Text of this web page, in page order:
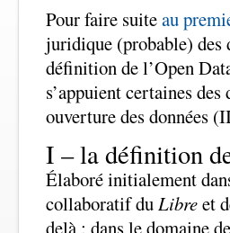
Pour faire suiteau
juridique (probable) des
définition de l’Open
s’appuient certaines
ouverture des données
I – la définition
Élaboré initialement
collaboratif duLibreet